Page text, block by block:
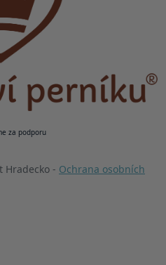
za podporu
Hradecko - Ochrana osobních